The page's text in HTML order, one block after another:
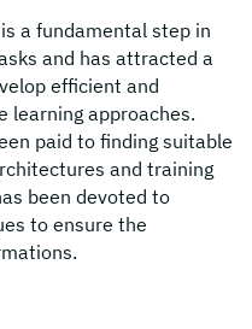
a fundamental step in
and has attracted a
efficient and
learning approaches.
paid to finding suitable
and training
been devoted to
to ensure the